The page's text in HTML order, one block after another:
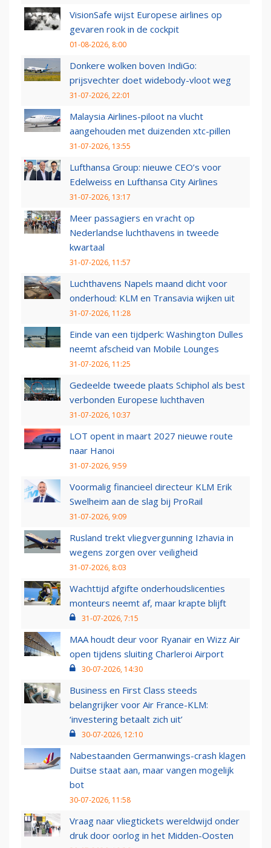
VisionSafe wijst Europese airlines op
gevaren rook in de cockpit
01-08-2026, 8:00
Donkere wolken boven IndiGo:
prijsvechter doet widebody-vloot weg
31-07-2026, 22:01
Malaysia Airlines-piloot na vlucht
aangehouden met duizenden xtc-pillen
31-07-2026, 13:55
Lufthansa Group: nieuwe CEO’s voor
Edelweiss en Lufthansa City Airlines
31-07-2026, 13:17
Meer passagiers en vracht op
Nederlandse luchthavens in tweede
kwartaal
31-07-2026, 11:57
Luchthavens Napels maand dicht voor
onderhoud: KLM en Transavia wijken uit
31-07-2026, 11:28
Einde van een tijdperk: Washington Dulles
neemt afscheid van Mobile Lounges
31-07-2026, 11:25
Gedeelde tweede plaats Schiphol als best
verbonden Europese luchthaven
31-07-2026, 10:37
LOT opent in maart 2027 nieuwe route
naar Hanoi
31-07-2026, 9:59
Voormalig financieel directeur KLM Erik
Swelheim aan de slag bij ProRail
31-07-2026, 9:09
Rusland trekt vliegvergunning Izhavia in
wegens zorgen over veiligheid
31-07-2026, 8:03
Wachttijd afgifte onderhoudslicenties
monteurs neemt af, maar krapte blijft
31-07-2026, 7:15
MAA houdt deur voor Ryanair en Wizz Air
open tijdens sluiting Charleroi Airport
30-07-2026, 14:30
Business en First Class steeds
belangrijker voor Air France-KLM:
‘investering betaalt zich uit’
30-07-2026, 12:10
Nabestaanden Germanwings-crash klagen
Duitse staat aan, maar vangen mogelijk
bot
30-07-2026, 11:58
Vraag naar vliegtickets wereldwijd onder
druk door oorlog in het Midden-Oosten